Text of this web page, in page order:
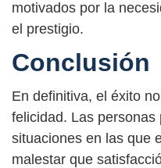
motivados por la
el prestigio.
Conclusión
En definitiva, el éxito
felicidad. Las
situaciones en las que
malestar que